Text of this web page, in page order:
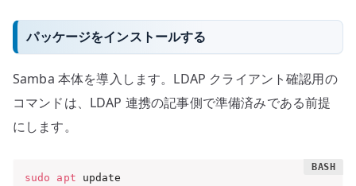
パッケージをインストールする
Samba 本体を導入します。LDAP クライアント確認用の
コマンドは、LDAP 連携の記事側で準備済みである前提
にします。
sudo apt